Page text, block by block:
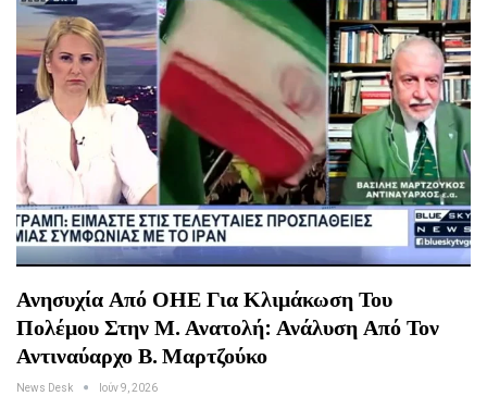
Ανησυχία Από ΟΗΕ Για Κλιμάκωση Του
Πολέμου Στην Μ. Ανατολή: Ανάλυση Από Τον
Αντιναύαρχο Β. Μαρτζούκο
News Desk Ιούν 9, 2026